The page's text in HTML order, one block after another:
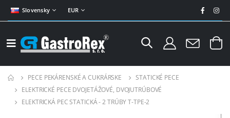
Slovensky EUR
PECE PEKÁRENSKÉ A CUKRÁRSKE
STATICKÉ PECE
ELEKTRICKÉ PECE DVOJETÁŽOVÉ, DVOJUTRÚBOVÉ
ELEKTRICKÁ PEC STATICKÁ - 2 TRÚBY T-TPE-2